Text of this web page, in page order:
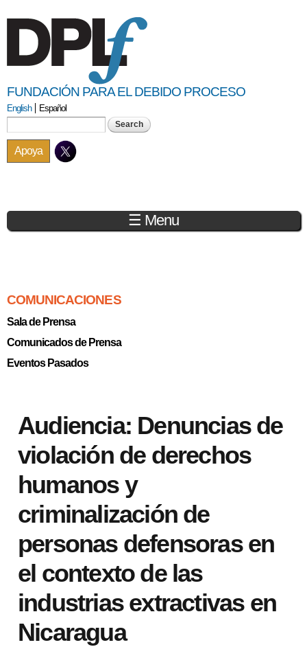
main
content
FUNDACIÓN PARA EL DEBIDO PROCESO
English Español
Search form
Apoya
☰ Menu
COMUNICACIONES
Sala de Prensa
Comunicados de Prensa
Eventos Pasados
Audiencia: Denuncias de
violación de derechos
humanos y
criminalización de
personas defensoras en
el contexto de las
industrias extractivas en
Nicaragua